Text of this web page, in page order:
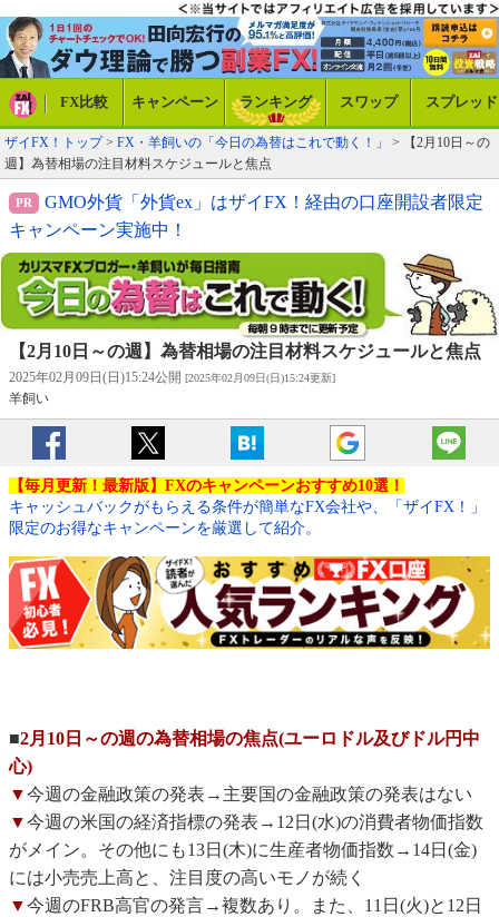
FX比較 キャンペーン ランキング スワップ スプレッド
ザイFX！トップ> FX・羊飼いの「今日の為替はこれで動く！」
> 【2月10日～の
週】為替相場の注目材料スケジュールと焦点
GMO外貨「外貨ex」はザイFX！経由の口座開設者限定
キャンペーン実施中！
【2月10日～の週】為替相場の注目材料スケジュールと焦点
2025年02月09日(日)15:24公開 [2025年02月09日(日)15:24更新]
羊飼い
【毎月更新！最新版】FXのキャンペーンおすすめ10選！
キャッシュバックがもらえる条件が簡単なFX会社や、「ザイFX！」
限定のお得なキャンペーンを厳選して紹介。
■2月10日～の週の為替相場の焦点(ユーロドル及びドル円中
心)
▼今週の金融政策の発表→主要国の金融政策の発表はない
▼今週の米国の経済指標の発表→12日(水)の消費者物価指数
がメイン。その他にも13日(木)に生産者物価指数→14日(金)
には小売売上高と、注目度の高いモノが続く
▼今週のFRB高官の発言→複数あり。また、11日(火)と12日